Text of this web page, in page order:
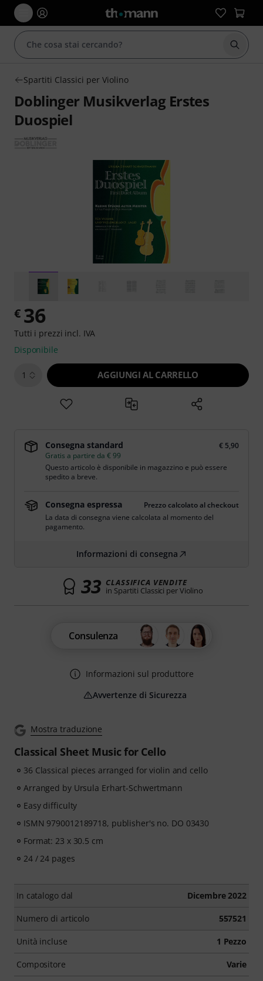
Spartiti Classici per Violino
Doblinger Musikverlag Erstes
Duospiel
Mostra traduzione
Classical Sheet Music for Cello
36 Classical pieces arranged for violin and cello
Arranged by Ursula Erhart-Schwertmann
Easy difficulty
ISMN 9790012189718, publisher's no. DO 03430
Format: 23 x 30.5 cm
24 / 24 pages
In catalogo dal Dicembre 2022
Numero di articolo 557521
Unità incluse 1 Pezzo
Compositore Varie
€ 36
Tutti i prezzi incl. IVA
Disponibile
1 AGGIUNGI AL CARRELLO
Consegna standard
€ 5,90
Gratis a partire da € 99
Questo articolo è disponibile in magazzino e può essere
spedito a breve.
Consegna espressa
Prezzo calcolato al checkout
La data di consegna viene calcolata al momento del
pagamento.
Informazioni di consegna
33 CLASSIFICA VENDITE
in Spartiti Classici per Violino
Consulenza
Informazioni sul produttore
Avvertenze di Sicurezza